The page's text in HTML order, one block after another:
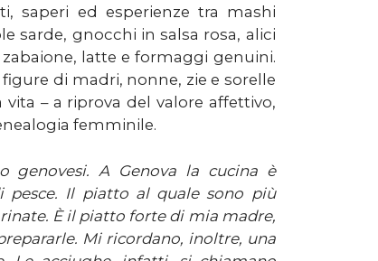
saperi ed esperienze tra mashi
sarde, gnocchi in salsa rosa, alici
latte e formaggi genuini.
di madri, nonne, zie e sorelle
– a riprova del valore affettivo,
femminile.
genovesi. A Genova la cucina è
pesce. Il piatto al quale sono più
È il piatto forte di mia madre,
Mi ricordano, inoltre, una